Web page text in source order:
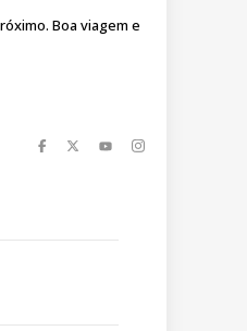
Boa viagem e